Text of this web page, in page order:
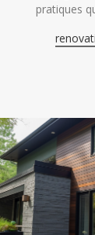
pratiques